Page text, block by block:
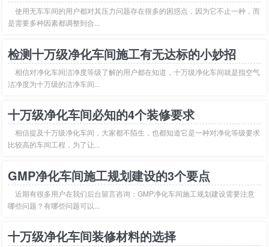
使用无车车间的用户都对其压力问题存在很多的困惑点，因为它不止一种，而
是需要多种因素都调整到合...
检测十万级净化车间施工有无达标的小妙招
相信对净化车间洁净度等级了解的用户都在知道，十万级净化车间就是指空气
洁净度为十万级的洁净车间...
十万级净化车间必知的4个装修要求
相信提及十万级净化车间，大家都不陌生，也都知道它是一种对净化等级要求
比较高的车间工程，为了让...
GMP净化车间施工规划建设的3个要点
近期有很多用户在我们后台留言咨询：GMP净化车间施工规划建设需要注意
哪些问题？有哪些问题可以...
十万级净化车间装修材料的选择